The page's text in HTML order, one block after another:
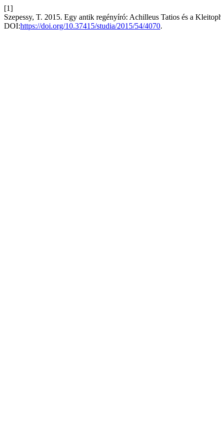
[1]
Szepessy, T. 2015. Egy antik regényíró: Achilleus Tatios és a
DOI:https://doi.org/10.37415/studia/2015/54/4070.